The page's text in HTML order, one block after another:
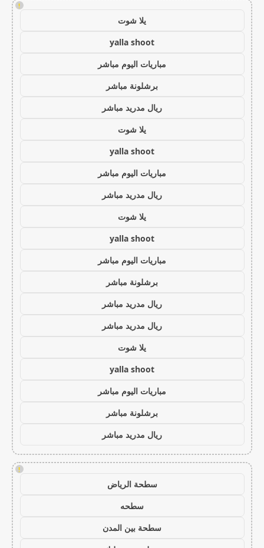
!
يلا شوت
yalla shoot
مباريات اليوم مباشر
برشلونة مباشر
ريال مدريد مباشر
يلا شوت
yalla shoot
مباريات اليوم مباشر
ريال مدريد مباشر
يلا شوت
yalla shoot
مباريات اليوم مباشر
برشلونة مباشر
ريال مدريد مباشر
ريال مدريد مباشر
يلا شوت
yalla shoot
مباريات اليوم مباشر
برشلونة مباشر
ريال مدريد مباشر
!
سطحة الرياض
سطحه
سطحة بين المدن